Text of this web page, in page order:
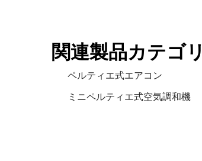
関連製品カテゴリ
ペルティエ式エアコン
ミニペルティエ式空気調和機